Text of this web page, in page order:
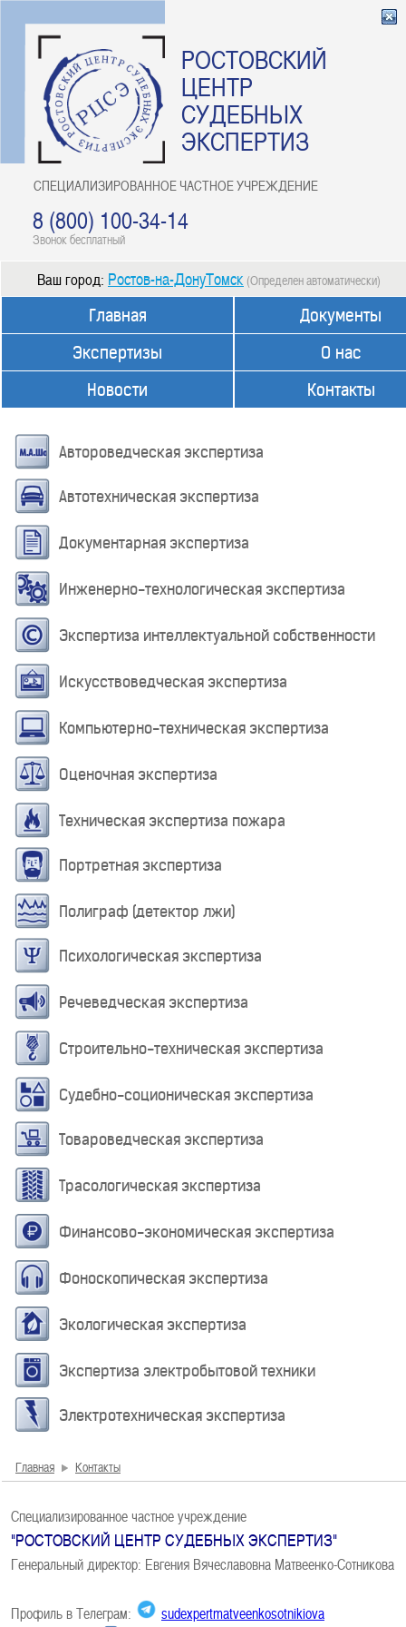
РОСТОВСКИЙ
ЦЕНТР
СУДЕБНЫХ
ЭКСПЕРТИЗ
СПЕЦИАЛИЗИРОВАННОЕ ЧАСТНОЕ УЧРЕЖДЕНИЕ
8 (800) 100-34-14
Звонок бесплатный
Ваш город: Ростов-на-ДонуТомск (Определен автоматически)
Главная
Экспертизы
Новости
Документы
О нас
Контакты
Автороведческая экспертиза
Автотехническая экспертиза
Документарная экспертиза
Инженерно-технологическая экспертиза
Экспертиза интеллектуальной собственности
Искусствоведческая экспертиза
Компьютерно-техническая экспертиза
Оценочная экспертиза
Техническая экспертиза пожара
Портретная экспертиза
Полиграф (детектор лжи)
Психологическая экспертиза
Речеведческая экспертиза
Строительно-техническая экспертиза
Судебно-соционическая экспертиза
Товароведческая экспертиза
Трасологическая экспертиза
Финансово-экономическая экспертиза
Фоноскопическая экспертиза
Экологическая экспертиза
Экспертиза электробытовой техники
Электротехническая экспертиза
Главная Контакты
Специализированное частное учреждение
"РОСТОВСКИЙ ЦЕНТР СУДЕБНЫХ ЭКСПЕРТИЗ"
Генеральный директор: Евгения Вячеславовна Матвеенко-Сотникова
Профиль в Телеграм: sudexpertmatveenkosotnikiova